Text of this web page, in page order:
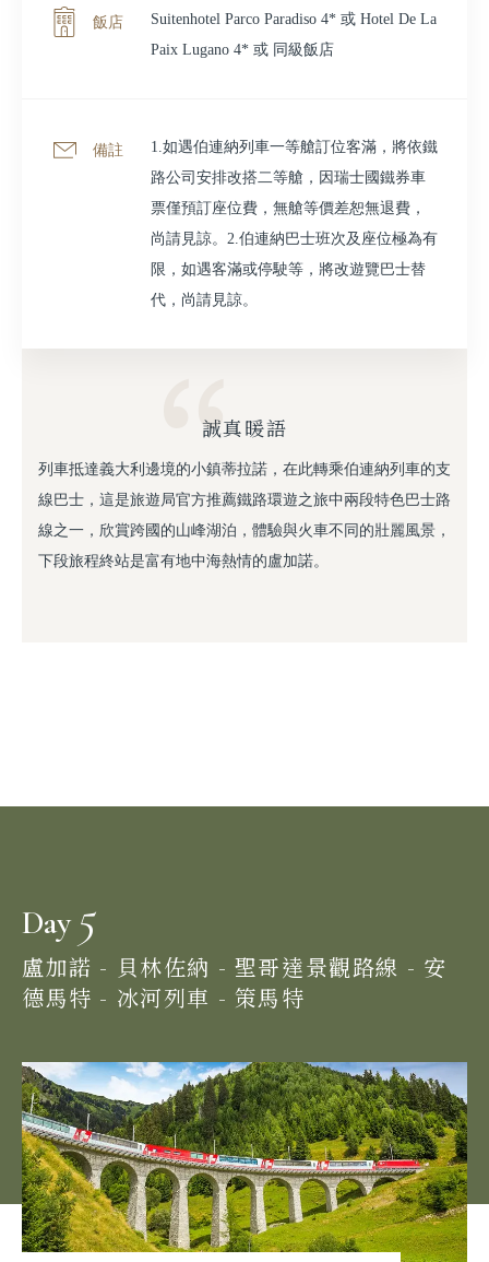
飯店
Suitenhotel Parco Paradiso 4* 或 Hotel De La
Paix Lugano 4* 或 同級飯店
備註
1.如遇伯連納列車一等艙訂位客滿，將依鐵
路公司安排改搭二等艙，因瑞士國鐵券車
票僅預訂座位費，無艙等價差恕無退費，
尚請見諒。2.伯連納巴士班次及座位極為有
限，如遇客滿或停駛等，將改遊覽巴士替
代，尚請見諒。
誠真暖語
列車抵達義大利邊境的小鎮蒂拉諾，在此轉乘伯連納列車的支
線巴士，這是旅遊局官方推薦鐵路環遊之旅中兩段特色巴士路
線之一，欣賞跨國的山峰湖泊，體驗與火車不同的壯麗風景，
下段旅程終站是富有地中海熱情的盧加諾。
Day 5
盧加諾 - 貝林佐納 - 聖哥達景觀路線 - 安
德馬特 - 冰河列車 - 策馬特